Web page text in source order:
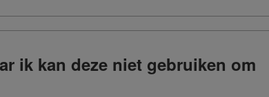
ik kan deze niet gebruiken om